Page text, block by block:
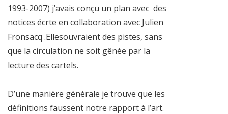
1993-2007) j’avais conçu un plan avec des
notices écrte en collaboration avec Julien
Fronsacq .Ellesouvraient des pistes, sans
que la circulation ne soit gênée par la
lecture des cartels.
D’une manière générale je trouve que les
définitions faussent notre rapport à l’art.